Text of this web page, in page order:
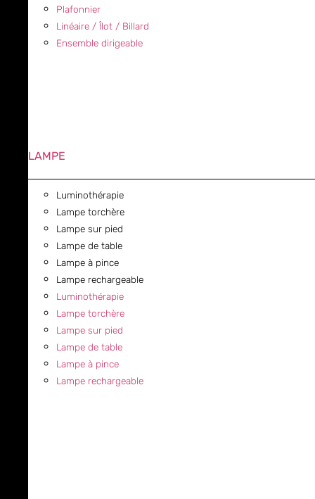
Plafonnier
Linéaire / Îlot / Billard
Ensemble dirigeable
LAMPE
Luminothérapie
Lampe torchère
Lampe sur pied
Lampe de table
Lampe à pince
Lampe rechargeable
Luminothérapie
Lampe torchère
Lampe sur pied
Lampe de table
Lampe à pince
Lampe rechargeable